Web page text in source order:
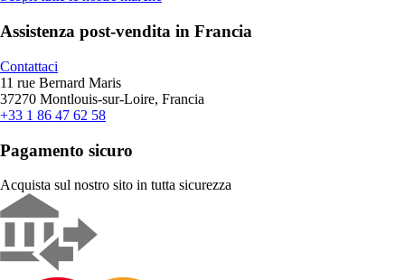
Assistenza post-vendita in Francia
Contattaci
11 rue Bernard Maris
37270 Montlouis-sur-Loire, Francia
+33 1 86 47 62 58
Pagamento sicuro
Acquista sul nostro sito in tutta sicurezza